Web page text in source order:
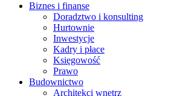
Biznes i finanse
Doradztwo i konsulting
Hurtownie
Inwestycje
Kadry i płace
Księgowość
Prawo
Budownictwo
Architekci wnętrz